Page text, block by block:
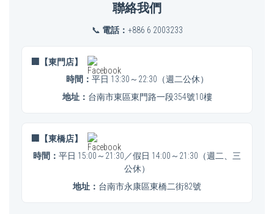
聯絡我們
📞 電話： +886 6 2003233
🏢【東門店】
時間： 平日 13:30～22:30（週二公休）
地址： 台南市東區東門路一段354號10樓
🏢【東橋店】
時間： 平日 15:00～21:30／假日 14:00～21:30（週二、三
公休）
地址： 台南市永康區東橋二街82號